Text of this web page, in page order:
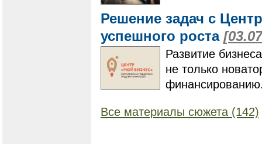
Решение задач с
успешного роста
​​​​​​​Развитие
не только
Все материалы сюжета (142)